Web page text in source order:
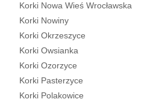
Korki Nowa Wieś Wrocławska
Korki Nowiny
Korki Okrzeszyce
Korki Owsianka
Korki Ozorzyce
Korki Pasterzyce
Korki Polakowice